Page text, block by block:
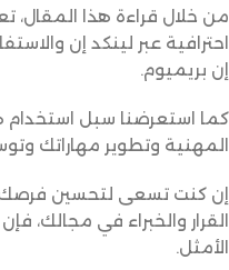
من خلال قراءة هذا المقال،
احترافية عبر لينكد إن
إن بريميوم.
كما استعرضنا سبل
المهنية وتطوير مهاراتك
إن كنت تسعى لتحسين فرصك
القرار والخبراء في مجالك،
الأمثل.